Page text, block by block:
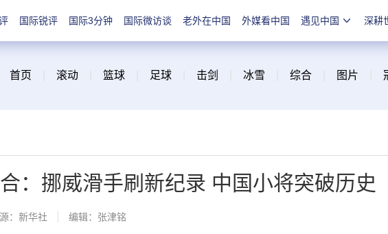
国际锐评 国际3分钟 国际微访谈 老外在中国 外媒看中国 遇见中国 深耕
首页 滚动 篮球 足球 击剑 冰雪 综合 图片
：挪威滑手刷新纪录 中国小将突破历史
：新华社 编辑：张津铭